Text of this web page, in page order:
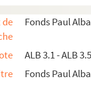
Fonds Paul
ALB 3.1 - ALB
Fonds Paul
narbouneso"
administratifs
la Cigalo narbouneso
Jeux floraux (1912-1913)